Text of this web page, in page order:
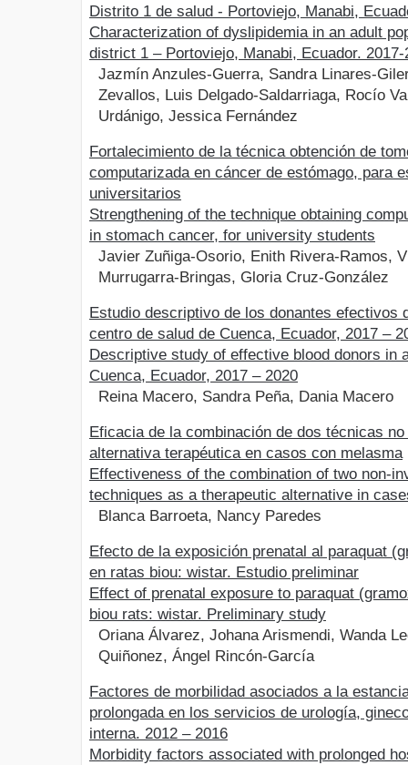
Distrito 1 de salud - Portoviejo, Manabi,
Characterization of dyslipidemia in an adult
district 1 – Portoviejo, Manabi, Ecuador. 2017-
Jazmín Anzules-Guerra, Sandra Linares-
Zevallos, Luis Delgado-Saldarriaga, Rocío
Urdánigo, Jessica Fernández
Fortalecimiento de la técnica obtención de
computarizada en cáncer de estómago, para
universitarios
Strengthening of the technique obtaining
in stomach cancer, for university students
Javier Zuñiga-Osorio, Enith Rivera-Ramos,
Murrugarra-Bringas, Gloria Cruz-González
Estudio descriptivo de los donantes efectivos
centro de salud de Cuenca, Ecuador, 2017 –
Descriptive study of effective blood donors in
Cuenca, Ecuador, 2017 – 2020
Reina Macero, Sandra Peña, Dania Macero
Eficacia de la combinación de dos técnicas
alternativa terapéutica en casos con melasma
Effectiveness of the combination of two non-
techniques as a therapeutic alternative in
Blanca Barroeta, Nancy Paredes
Efecto de la exposición prenatal al paraquat
en ratas biou: wistar. Estudio preliminar
Effect of prenatal exposure to paraquat
biou rats: wistar. Preliminary study
Oriana Álvarez, Johana Arismendi, Wanda
Quiñonez, Ángel Rincón-García
Factores de morbilidad asociados a la
prolongada en los servicios de urología,
interna. 2012 – 2016
Morbidity factors associated with prolonged